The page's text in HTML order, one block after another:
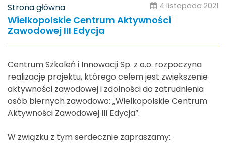
Strona główna 4 listopada 2021
Wielkopolskie Centrum Aktywności
Zawodowej III Edycja
Centrum Szkoleń i Innowacji Sp. z o.o. rozpoczyna
realizację projektu, którego celem jest zwiększenie
aktywności zawodowej i zdolności do zatrudnienia
osób biernych zawodowo: „Wielkopolskie Centrum
Aktywności Zawodowej III Edycja”.
W związku z tym serdecznie zapraszamy: